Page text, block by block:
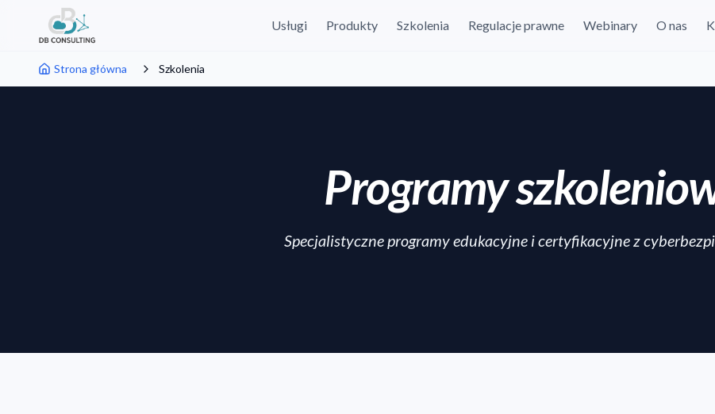
Usługi Produkty Szkolenia Regulacje prawne Webinary O nas
Strona główna Szkolenia
Programy
Specjalistyczne programy edukacyjne i certyfikacyjne z